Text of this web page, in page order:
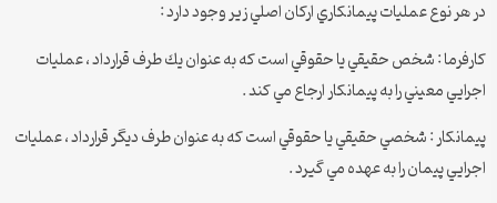
در هر نوع عمليات پيمانكاري اركان اصلي زير وجود دارد :
كارفرما : شخص حقيقي يا حقوقي است كه به عنوان يك طرف قرارداد ، عمليات
اجرايي معيني را به پيمانكار ارجاع مي كند .
پيمانكار : شخصي حقيقي يا حقوقي است كه به عنوان طرف ديگر قرارداد ، عمليات
اجرايي پيمان را به عهده مي گيرد .